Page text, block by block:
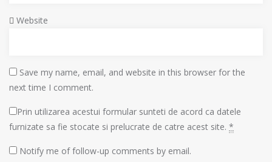
Website
Save my name, email, and website in this browser for the
next time I comment.
Prin utilizarea acestui formular sunteti de acord ca datele
furnizate sa fie stocate si prelucrate de catre acest site. *
Notify me of follow-up comments by email.